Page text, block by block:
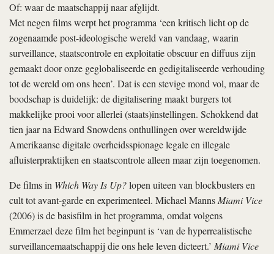
Of: waar de maatschappij naar afglijdt.
Met negen films werpt het programma ‘een kritisch licht op de
zogenaamde post-ideologische wereld van vandaag, waarin
surveillance, staatscontrole en exploitatie obscuur en diffuus zijn
gemaakt door onze geglobaliseerde en gedigitaliseerde verhouding
tot de wereld om ons heen’. Dat is een stevige mond vol, maar de
boodschap is duidelijk: de digitalisering maakt burgers tot
makkelijke prooi voor allerlei (staats)instellingen. Schokkend dat
tien jaar na Edward Snowdens onthullingen over wereldwijde
Amerikaanse digitale overheidsspionage legale en illegale
afluisterpraktijken en staatscontrole alleen maar zijn toegenomen.
De films in Which Way Is Up?lopen uiteen van blockbusters en
cult tot avant-garde en experimenteel. Michael Manns Miami Vice
(2006) is de basisfilm in het programma, omdat volgens
Emmerzael deze film het beginpunt is ‘van de hyperrealistische
surveillancemaatschappij die ons hele leven dicteert.’ Miami Vice